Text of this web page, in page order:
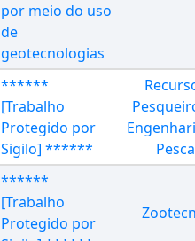
por meio do uso
de
geotecnologias
******
[Trabalho
Protegido por
Sigilo] ******
Pesca
******
[Trabalho
Protegido por